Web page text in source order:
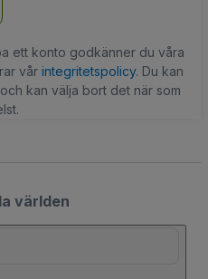
ett konto godkänner du våra
vår integritetspolicy. Du kan
kan välja bort det när som
världen